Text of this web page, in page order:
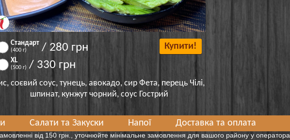
Стандарт
(400 г) / 280 грн
XL
(500 г) / 330 грн
Купити!
соєвий соус, тунець, авокадо, сир Фета, перець Чілі,
шпинат, кунжут чорний, соус Гострий
Салати та Закуски Напої Доставка та оплата
від 150 грн., уточнюйте мінімальне замовлення для вашого району у оператора